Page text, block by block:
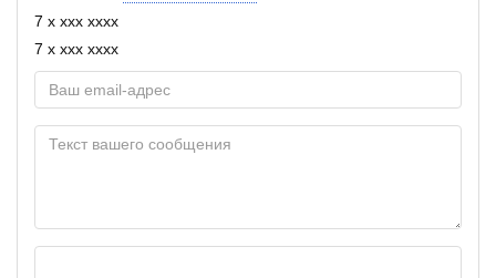
7 x xxx xxxx
7 x xxx xxxx